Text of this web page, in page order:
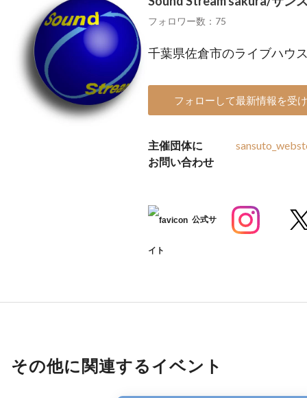
フォロワー数：75
千葉県佐倉市のライブハウ
フォローして最新情報を受
主催団体に
お問い合わせ
公式サ
イト
その他に関連するイベント